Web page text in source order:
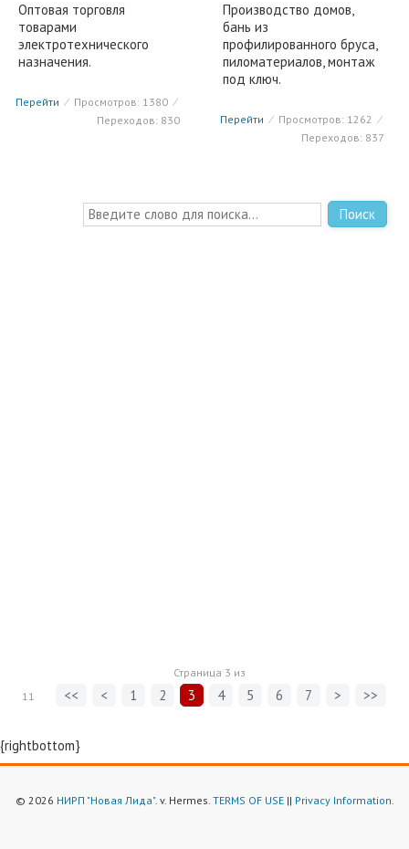
Оптовая торговля
товарами
электротехнического
назначения.
Перейти ⁄ Просмотров: 1380 ⁄
Переходов: 830
Производство домов,
бань из
профилированного бруса,
пиломатериалов, монтаж
под ключ.
Перейти ⁄ Просмотров: 1262 ⁄
Переходов: 837
Поиск
Страница 3 из
11
<< < 1 2 3 4 5 6 7 > >>
{rightbottom}
© 2026 НИРП "Новая Лида". v. Hermes. TERMS OF USE|| Privacy Information.